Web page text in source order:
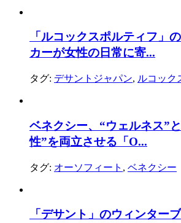
「ルコックスポルティフ」
カーが女性の日常に寄...
タグ: デサントジャパン, ルコック
ベネクシー、“ウェルネス”
性”を両立させる「O...
タグ: オーソフィート , ベネクシー
「デサント」のウィンター